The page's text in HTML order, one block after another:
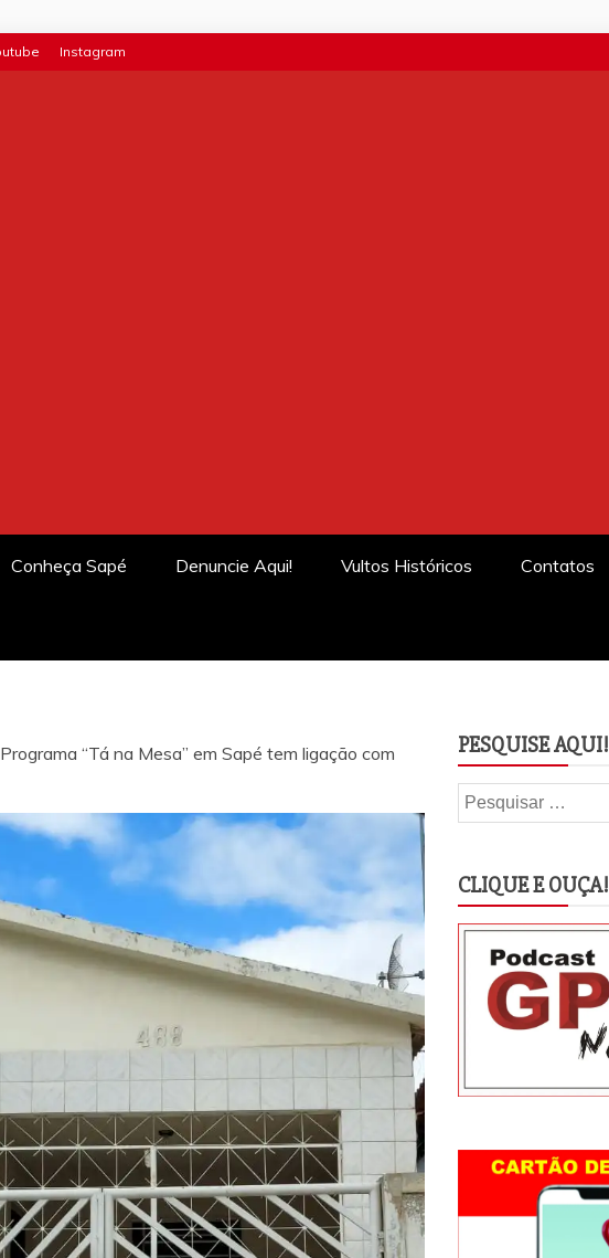
Instagram
Conheça Sapé Denuncie Aqui! Vultos Históricos Contatos
“Tá na Mesa” em Sapé tem ligação com
PESQUISE AQUI!
Pesquisar
por:
CLIQUE E OUÇA!